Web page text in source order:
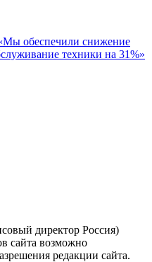
обеспечили снижение
техники на 31%»
директор Россия)
сайта возможно
редакции сайта.